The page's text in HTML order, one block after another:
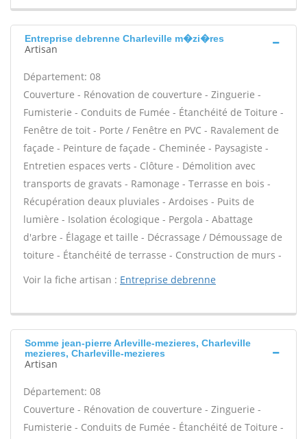
Entreprise debrenne Charleville m�zi�res
Artisan
Département: 08
Couverture - Rénovation de couverture - Zinguerie -
Fumisterie - Conduits de Fumée - Étanchéité de Toiture -
Fenêtre de toit - Porte / Fenêtre en PVC - Ravalement de
façade - Peinture de façade - Cheminée - Paysagiste -
Entretien espaces verts - Clôture - Démolition avec
transports de gravats - Ramonage - Terrasse en bois -
Récupération deaux pluviales - Ardoises - Puits de
lumière - Isolation écologique - Pergola - Abattage
d'arbre - Élagage et taille - Décrassage / Démoussage de
toiture - Étanchéité de terrasse - Construction de murs -
Voir la fiche artisan : Entreprise debrenne
Somme jean-pierre Arleville-mezieres, Charleville
mezieres, Charleville-mezieres
Artisan
Département: 08
Couverture - Rénovation de couverture - Zinguerie -
Fumisterie - Conduits de Fumée - Étanchéité de Toiture -